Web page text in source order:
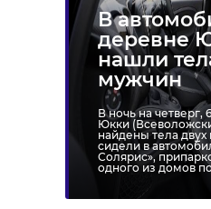
В
деревне
нашли
мужчин
В ночь на четверг,
Юкки
найдены тела
сидели в
Солярис»,
одного из домов